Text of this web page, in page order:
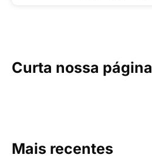
Curta nossa página
Mais recentes